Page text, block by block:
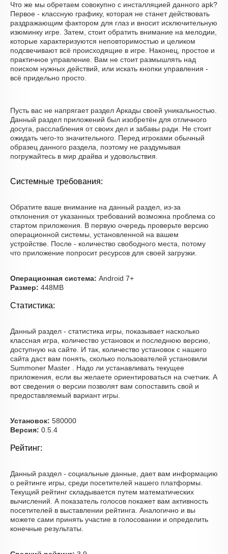
Что же мы обретаем совокупно с инсталляцией данного apk?
Первое - классную графику, которая не станет действовать
раздражающим фактором для глаз и вносит исключительную
изюминку игре. Затем, стоит обратить внимание на мелодии,
которые характеризуются неповторимостью и целиком
подсвечивают всё происходящие в игре. Наконец, простое и
практичное управление. Вам не стоит размышлять над
поиском нужных действий, или искать кнопки управления -
всё придельно просто.
Пусть вас не напрягает раздел Аркады своей уникальностью.
Данный раздел приложений был изобретён для отличного
досуга, расслабления от своих дел и забавы ради. Не стоит
ожидать чего-то значительного. Перед игроками обычный
образец данного раздела, поэтому не раздумывая
погружайтесь в мир драйва и удовольствия.
Системные требования:
Обратите ваше внимание на данный раздел, из-за
отклонения от указанных требований возможна проблема со
стартом приложения. В первую очередь проверьте версию
операционной системы, установленной на вашем
устройстве. После - количество свободного места, потому
что приложение попросит ресурсов для своей загрузки.
Операционная система: Android 7+
Размер: 448MB
Статистика:
Данный раздел - статистика игры, показывает насколько
классная игра, количество установок и последнюю версию,
доступную на сайте. И так, количество установок с нашего
сайта даст вам понять, сколько пользователей установили
Summoner Master . Надо ли устанавливать текущее
приложения, если вы желаете ориентироваться на счетчик. А
вот сведения о версии позволят вам сопоставить свой и
предоставляемый вариант игры.
Установок: 580000
Версия: 0.5.4
Рейтинг:
Данный раздел - социальные данные, дает вам информацию
о рейтинге игры, среди посетителей нашего платформы.
Текущий рейтинг складывается путем математических
вычислений. А показатель голосов покажет вам активность
посетителей в выставлении рейтинга. Аналогично и вы
можете сами принять участие в голосовании и определить
конечные результаты.